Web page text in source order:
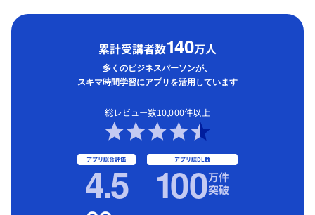
累計受講者数140万人
多くのビジネスパーソンが、
スキマ時間学習にアプリを活用しています
総レビュー数10,000件以上
アプリ総合評価
4.5 アプリ総DL数
100万件
突破